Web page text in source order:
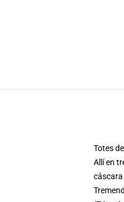
Totes
Allí en
cáscara